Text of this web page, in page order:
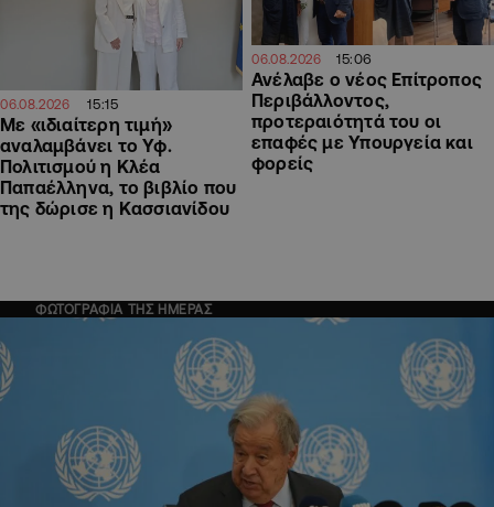
06.08.2026 15:15
Με «ιδιαίτερη τιμή»
αναλαμβάνει το Υφ.
Πολιτισμού η Κλέα
Παπαέλληνα, το βιβλίο που
της δώρισε η Κασσιανίδου
06.08.2026 15:06
Ανέλαβε ο νέος Επίτροπος
Περιβάλλοντος,
προτεραιότητά του οι
επαφές με Υπουργεία και
φορείς
ΦΩΤΟΓΡΑΦΙΑ ΤΗΣ ΗΜΕΡΑΣ